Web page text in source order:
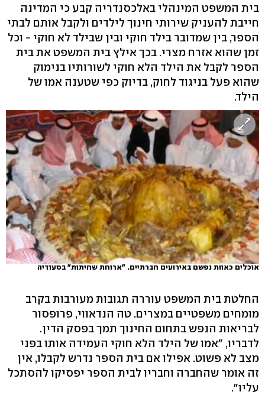
בית המשפט המינהלי באלכסנדריה קבע כי המדינה
חייבת להעניק שירותי חינוך לילדים ולקבל אותם לבתי
הספר, בין שמדובר בילד חוקי ובין שבילד לא חוקי - וכל
זמן שהוא אזרח מצרי. בכך אילץ בית המשפט את בית
הספר לקבל את הילד הלא חוקי לשורותיו בנימוק
שהוא פעל בניגוד לחוק, בדיוק כפי שטענה אמו של
הילד.
אוכלים כאוות נפשם באירועים חברתיים. "ארוחת שחיתות" בסעודיה
החלטת בית המשפט עוררה תגובות מעורבות בקרב
מומחים משפטיים במצרים. טה הנדאווי, פרופסור
לבריאות הנפש בתחום החינוך תמך בפסק הדין.
לדבריו, "אמו של הילד הלא חוקי העמידה אותו בפני
מצב לא פשוט. אפילו אם בית הספר נדרש לקבלו, אין
זה אומר שהחברה וחבריו לבית הספר יפסיקו להסתכל
עליו".